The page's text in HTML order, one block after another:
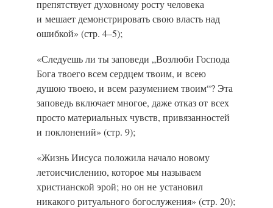
препятствует духовному росту человека
и мешает демонстрировать свою власть над
ошибкой» (стр. 4–5);
«Следуешь ли ты заповеди „Возлюби Господа
Бога твоего всем сердцем твоим, и всею
душою твоею, и всем разумением твоим“? Эта
заповедь включает многое, даже отказ от всех
просто материальных чувств, привязанностей
и поклонений» (стр. 9);
«Жизнь Иисуса положила начало новому
летоисчислению, которое мы называем
христианской эрой; но он не установил
никакого ритуального богослужения» (стр. 20);